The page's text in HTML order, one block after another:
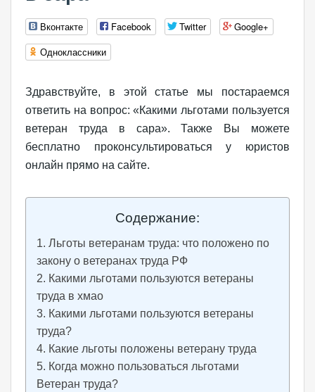
Вконтакте Facebook Twitter
Google+
Одноклассники
Здравствуйте, в этой статье мы постараемся
ответить на вопрос: «Какими льготами пользуется
ветеран труда в сара». Также Вы можете
бесплатно проконсультироваться у юристов
онлайн прямо на сайте.
Содержание:
Льготы ветеранам труда: что положено по
закону о ветеранах труда РФ
Какими льготами пользуются ветераны
труда в хмао
Какими льготами пользуются ветераны
труда?
Какие льготы положены ветерану труда
Когда можно пользоваться льготами
Ветеран труда?